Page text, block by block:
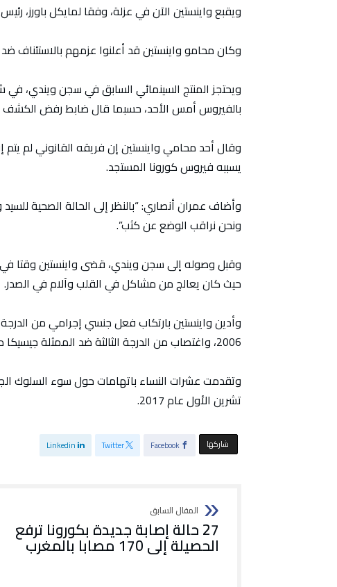
ويقبع واينستين الآن في عزلة، وفقا لمايكل باورز،
وكان محامو واينستين قد أعلنوا عزمهم بالاستئناف ضد
ويحتجز المنتج السينمائي السابق في سجن ويندي، في
بالفيروس أمس الأحد، حسبما قال ضابط رفض الكشف عن
يسببه فيروس كورونا المستجد.
وأضاف عمران أنصاري: “بالنظر إلى الحالة الصحية
ونحن نراقب الوضع عن كثب”.
وقبل وصوله إلى سجن ويندي، قضى واينستين وقتا
حيث كان يعالج من مشاكل في القلب وآلام في الصدر.
وأدين واينستين بارتكاب فعل جنسي إجرامي من
2006، واغتصاب من الدرجة الثالثة ضد الممثلة جيسيكا مان في عام 2013.
وتقدمت عشرات النساء باتهامات حول سوء السلوك
تشرين الأول عام 2017.
‫‫ شاركها‬ Facebook
Twitter
Linkedin
27 حالة إصابة جديدة بكورونا ترفع
الحصيلة إلى 170 مصابا بالمغرب